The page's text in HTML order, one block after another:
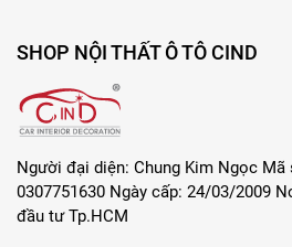
SHOP NỘI THẤT Ô TÔ CIND
Người đại diện: Chung Kim Ngọc Mã
0307751630 Ngày cấp: 24/03/2009
đầu tư Tp.HCM